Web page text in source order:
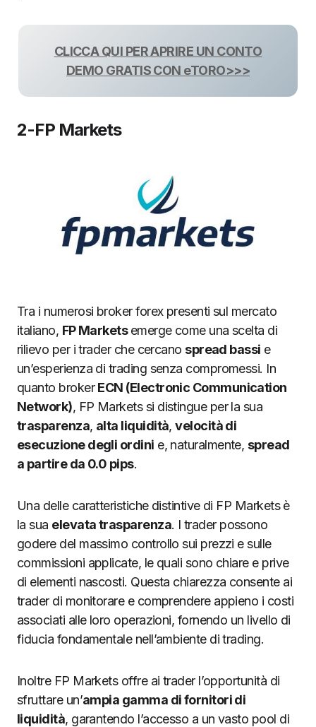
CLICCA QUI PER APRIRE UN CONTO
DEMO GRATIS CON eTORO>>>
2-FP Markets
Tra i numerosi broker forex presenti sul mercato
italiano, FP Marketsemerge come una scelta di
rilievo per i trader che cercano spread bassi e
un’esperienza di trading senza compromessi. In
quanto brokerECN (Electronic Communication
Network), FP Markets si distingue per la sua
trasparenza, alta liquidità,velocità di
esecuzione degli ordini e, naturalmente, spread
a partire da 0.0 pips.
Una delle caratteristiche distintive di FP Markets è
la sua elevata trasparenza. I trader possono
godere del massimo controllo sui prezzi e sulle
commissioni applicate, le quali sono chiare e prive
di elementi nascosti. Questa chiarezza consente ai
trader di monitorare e comprendere appieno i costi
associati alle loro operazioni, fornendo un livello di
fiducia fondamentale nell’ambiente di trading.
Inoltre FP Markets offre ai trader l’opportunità di
sfruttare un’ampia gamma di fornitori di
liquidità, garantendo l’accesso a un vasto pool di